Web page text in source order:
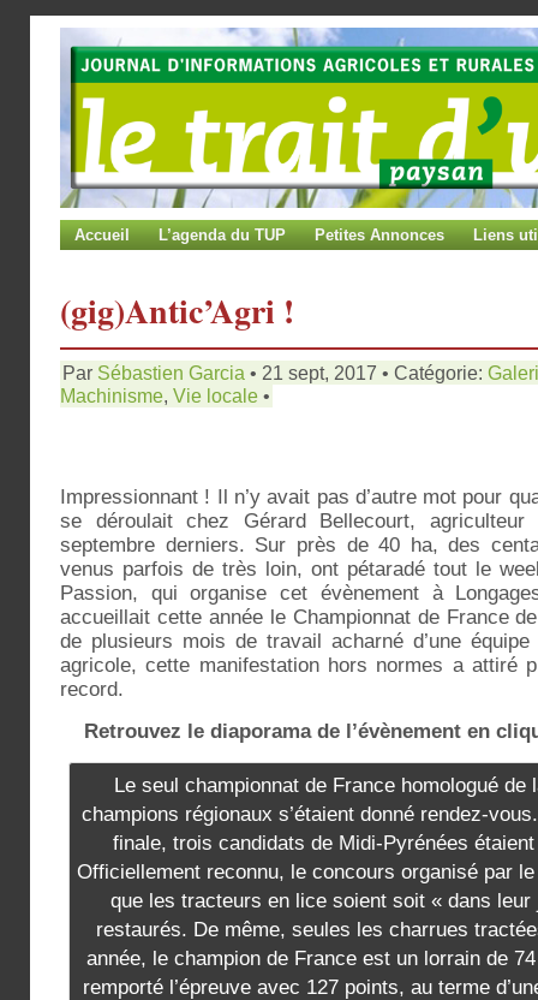
Accueil L’agenda du TUP Petites Annonces Liens
(gig)Antic’Agri !
Par Sébastien Garcia • 21 sept, 2017 • Catégorie:
Machinisme, Vie locale •
Impressionnant ! Il n’y avait pas d’autre mot pour
se déroulait chez Gérard Bellecourt,
septembre derniers. Sur près de 40 ha, des
venus parfois de très loin, ont pétaradé tout le
Passion, qui organise cet évènement à
accueillait cette année le Championnat de France
de plusieurs mois de travail acharné d’une
agricole, cette manifestation hors normes a attiré
record.
Retrouvez le diaporama de l’évènement en
Le seul championnat de France homologué de
champions régionaux s’étaient donné rendez-
finale, trois candidats de Midi-Pyrénées
Officiellement reconnu, le concours organisé par
que les tracteurs en lice soient soit « dans
restaurés. De même, seules les charrues
année, le champion de France est un lorrain de
remporté l’épreuve avec 127 points, au terme